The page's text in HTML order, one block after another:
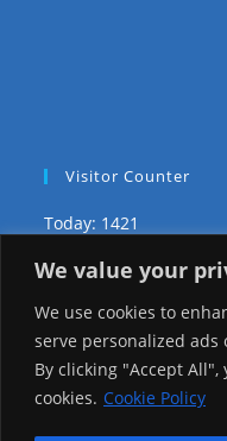
We value your
We use cookies to
serve personalized
By clicking "Accept
cookies. Cookie Policy
Visitor Counter
Today: 1421
Yesterday: 3735
This Week: 29019
This Month: 78292